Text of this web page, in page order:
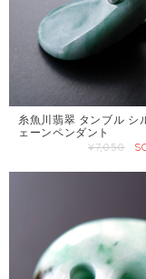
糸魚川翡翠 タンブル シ
ェーンペンダント
¥7,050